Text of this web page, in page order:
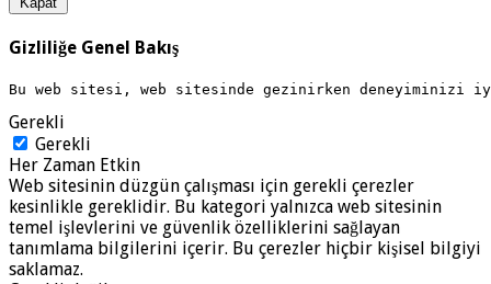
Gizliliğe Genel Bakış
Bu web sitesi, web sitesinde gezinirken deneyiminizi
Gerekli
Gerekli
Her Zaman Etkin
Web sitesinin düzgün çalışması için gerekli çerezler
kesinlikle gereklidir. Bu kategori yalnızca web sitesinin
temel işlevlerini ve güvenlik özelliklerini sağlayan
tanımlama bilgilerini içerir. Bu çerezler hiçbir kişisel bilgiyi
saklamaz.